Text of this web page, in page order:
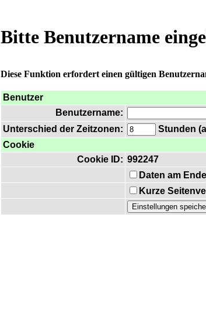
Bitte Benutzername
Diese Funktion erfordert einen gültigen
Benutzer
Benutzername:
Unterschied der Zeitzonen:
Stunden
Cookie
Cookie ID: 992247
Daten am
Kurze